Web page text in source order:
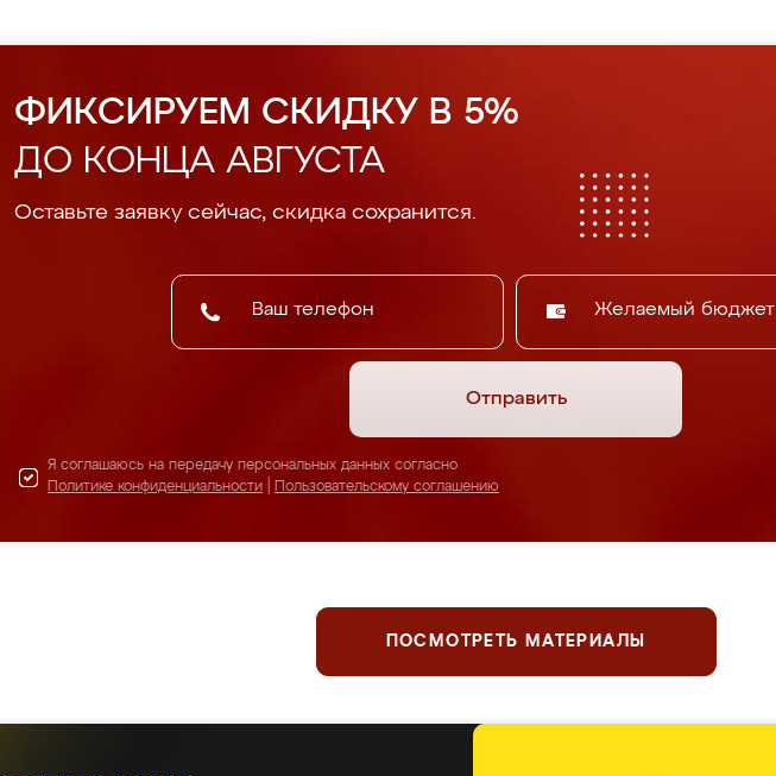
ФИКСИРУЕМ СКИДКУ В 5%
ДО КОНЦА АВГУСТА
Оставьте заявку сейчас, скидка сохранится.
Желаемый бюджет
Отправить
Я соглашаюсь на передачу персональных данных согласно
Политике конфиденциальности
Пользовательскому соглашению
ПОСМОТРЕТЬ МАТЕРИАЛЫ